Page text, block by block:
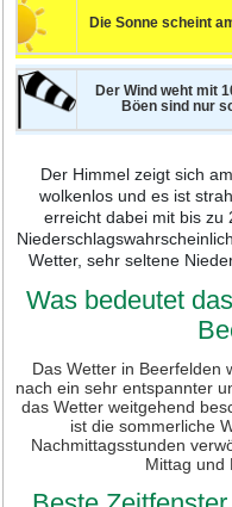
Die Sonne scheint
Der Wind weht mit
Böen sind nur
Der Himmel zeigt sich
wolkenlos und es ist
erreicht dabei mit bis zu
Wetter, sehr seltene
Was bedeutet
Das Wetter in Beerfelden
nach ein sehr entspannter
das Wetter weitgehend
ist die sommerliche
Nachmittagsstunden
Mittag und